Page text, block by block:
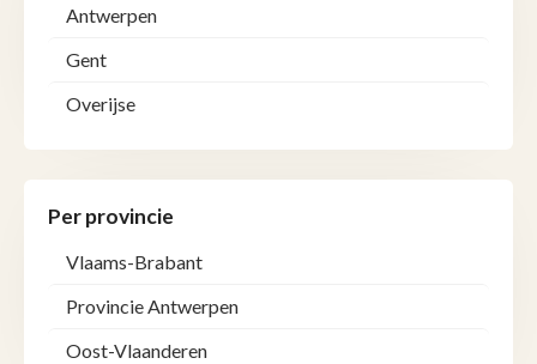
Antwerpen
Gent
Overijse
Per provincie
Vlaams-Brabant
Provincie Antwerpen
Oost-Vlaanderen